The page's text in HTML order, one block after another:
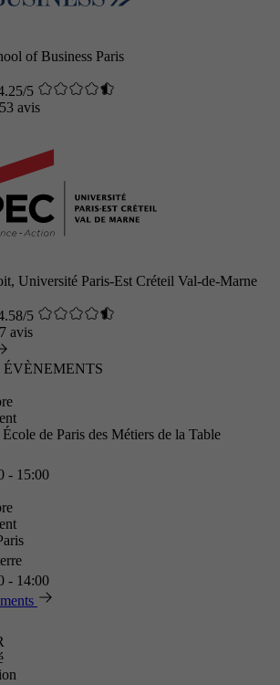
of Business Paris
5
avis
Université Paris-Est Créteil Val-de-Marne
5
avis
de Paris des Métiers de la Table
- 15:00
- 14:00